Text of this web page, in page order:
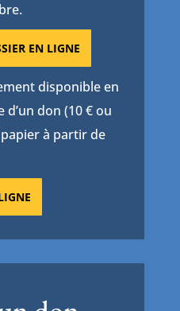
EN LIGNE
disponible en
don (10 € ou
à partir de